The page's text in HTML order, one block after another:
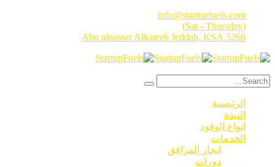
info@startupfuels.com
(Sat - Thursday)
5266 Abo alnasser Alkateeb Jeddah, KSA
الرئيسية
النبذة
انواع الوقود
الخدمات
ايجار المرافق
دورات